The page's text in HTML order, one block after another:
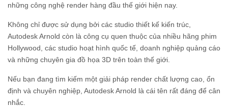
những công nghệ render hàng đầu thế giới hiện nay.
Không chỉ được sử dụng bởi các studio thiết kế kiến trúc,
Autodesk Arnold còn là công cụ quen thuộc của nhiều hãng phim
Hollywood, các studio hoạt hình quốc tế, doanh nghiệp quảng cáo
và những chuyên gia đồ họa 3D trên toàn thế giới.
Nếu bạn đang tìm kiếm một giải pháp render chất lượng cao, ổn
định và chuyên nghiệp, Autodesk Arnold là cái tên rất đáng để cân
nhắc.